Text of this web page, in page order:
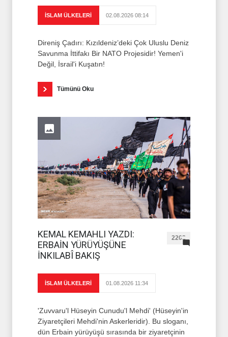
İSLAM ÜLKELERİ 02.08.2026 08:14
Direniş Çadırı: Kızıldeniz’deki Çok Uluslu Deniz
Savunma İttifakı Bir NATO Projesidir! Yemen'i
Değil, İsrail'i Kuşatın!
Tümünü Oku
KEMAL KEMAHLI YAZDI:
ERBAİN YÜRÜYÜŞÜNE
İNKILABÎ BAKIŞ
2203
İSLAM ÜLKELERİ 01.08.2026 11:34
'Zuvvaru'l Hüseyin Cunudu'l Mehdi' (Hüseyin'in
Ziyaretçileri Mehdi'nin Askerleridir). Bu sloganı,
dün Erbain yürüyüşü sırasında bir ziyaretçinin